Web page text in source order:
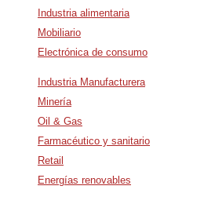
Industria alimentaria
Mobiliario
Electrónica de consumo
Industria Manufacturera
Minería
Oil & Gas
Farmacéutico y sanitario
Retail
Energías renovables